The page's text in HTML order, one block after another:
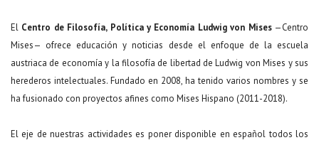
El Centro de Filosofía, Política y Economía Ludwig von Mises—Centro
Mises— ofrece educación y noticias desde el enfoque de la escuela
austriaca de economía y la filosofía de libertad de Ludwig von Mises y sus
herederos intelectuales. Fundado en 2008, ha tenido varios nombres y se
ha fusionado con proyectos afines como Mises Hispano (2011-2018).
El eje de nuestras actividades es poner disponible en español todos los